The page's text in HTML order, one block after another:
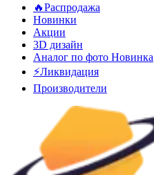
🔥Распродажа
Новинки
Акции
3D дизайн
Аналог по фото Новинка
⚡Ликвидация
Производители